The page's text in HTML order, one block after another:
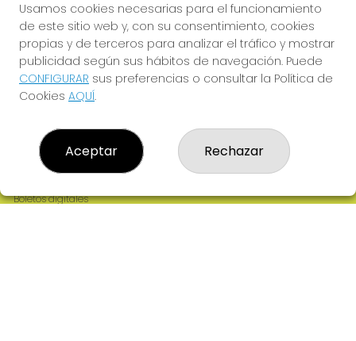
Imagen anterior
LOTERÍA MARTÍN MESA
Resultados
Contacto
Empresas
Boletos digitales
Usamos cookies necesarias para el funcionamiento
de este sitio web y, con su consentimiento, cookies
propias y de terceros para analizar el tráfico y mostrar
publicidad según sus hábitos de navegación. Puede
CONFIGURAR sus preferencias o consultar la Política de
Cookies AQUÍ.
Aceptar Rechazar